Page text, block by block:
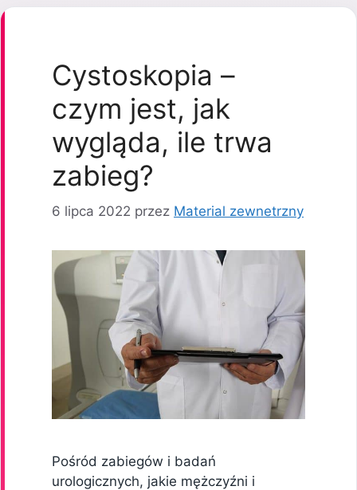
Cystoskopia –
czym jest, jak
wygląda, ile trwa
zabieg?
6 lipca 2022 przez Material zewnetrzny
Pośród zabiegów i badań
urologicznych, jakie mężczyźni i